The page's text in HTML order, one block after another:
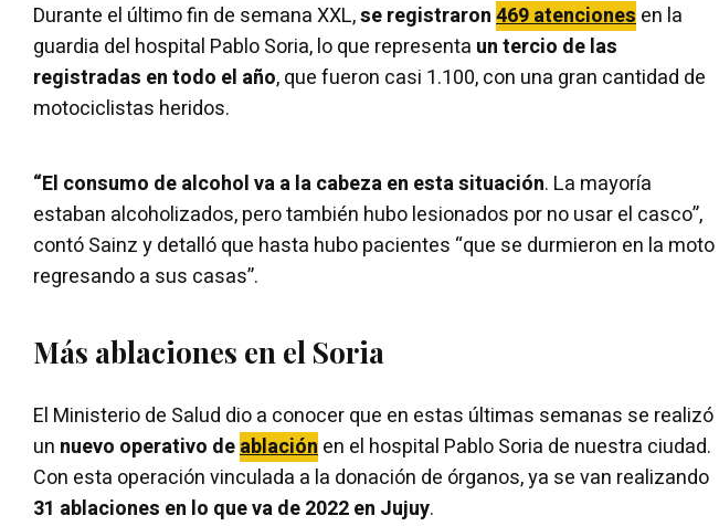
Durante el último fin de semana XXL,se registraron469 atencionesen la
guardia del hospital Pablo Soria, lo que representa un tercio de las
registradas en todo el año, que fueron casi 1.100, con una gran cantidad de
motociclistas heridos.
“El consumo de alcohol va a la cabeza en esta situación. La mayoría
estaban alcoholizados, pero también hubo lesionados por no usar el casco”,
contó Sainz y detalló que hasta hubo pacientes “que se durmieron en la moto
regresando a sus casas”.
Más ablaciones en el Soria
El Ministerio de Salud dio a conocer que en estas últimas semanas se realizó
un nuevo operativo deablaciónen el hospital Pablo Soria de nuestra ciudad.
Con esta operación vinculada a la donación de órganos, ya se van realizando
31 ablaciones en lo que va de 2022 en Jujuy.